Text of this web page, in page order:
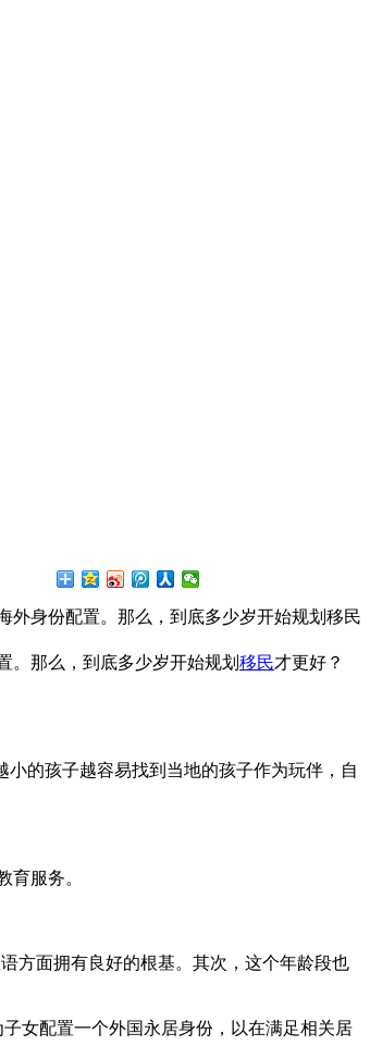
外身份配置。那么，到底多少岁开始规划移民
。那么，到底多少岁开始规划 移民才更好？
的孩子越容易找到当地的孩子作为玩伴，自
育服务。
方面拥有良好的根基。其次，这个年龄段也
女配置一个外国永居身份，以在满足相关居